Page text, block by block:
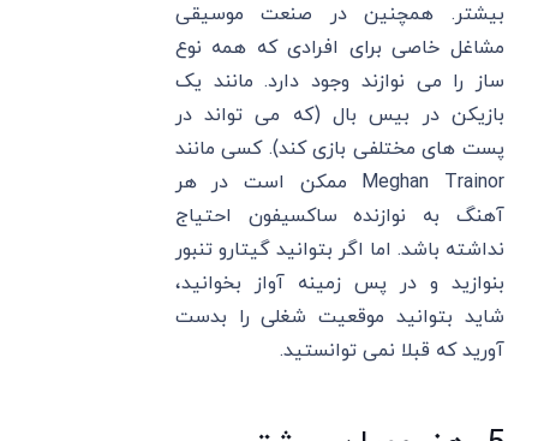
بیشتر. همچنین در صنعت موسیقی
مشاغل خاصی برای افرادی که همه نوع
ساز را می نوازند وجود دارد. مانند یک
بازیکن در بیس بال (که می تواند در
پست های مختلفی بازی کند). کسی مانند
Meghan Trainor ممکن است در هر
آهنگ به نوازنده ساکسیفون احتیاج
نداشته باشد. اما اگر بتوانید گیتارو تنبور
بنوازید و در پس زمینه آواز بخوانید،
شاید بتوانید موقعیت شغلی را بدست
آورید که قبلا نمی توانستید.